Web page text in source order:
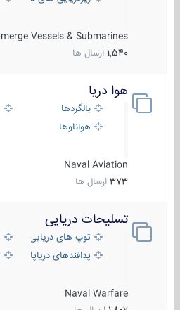
Vessels & Submarines
1,540 ارسال ها
هوا دریا
بالگردها
هواناوها
Naval Aviation
373 ارسال ها
تسلیحات دریایی
توپ های دریایی
پدافندهای دریاپایه
Naval Warfare